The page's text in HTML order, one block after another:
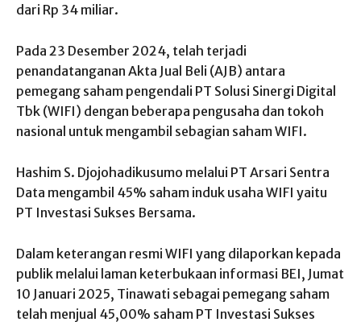
dari Rp 34 miliar.
Pada 23 Desember 2024, telah terjadi
penandatanganan Akta Jual Beli (AJB) antara
pemegang saham pengendali PT Solusi Sinergi Digital
Tbk (WIFI) dengan beberapa pengusaha dan tokoh
nasional untuk mengambil sebagian saham WIFI.
Hashim S. Djojohadikusumo melalui PT Arsari Sentra
Data mengambil 45% saham induk usaha WIFI yaitu
PT Investasi Sukses Bersama.
Dalam keterangan resmi WIFI yang dilaporkan kepada
publik melalui laman keterbukaan informasi BEI, Jumat
10 Januari 2025, Tinawati sebagai pemegang saham
telah menjual 45,00% saham PT Investasi Sukses